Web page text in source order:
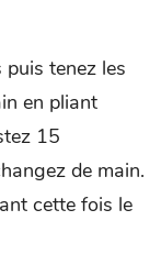
tenez les
en pliant
15
de main.
cette fois le